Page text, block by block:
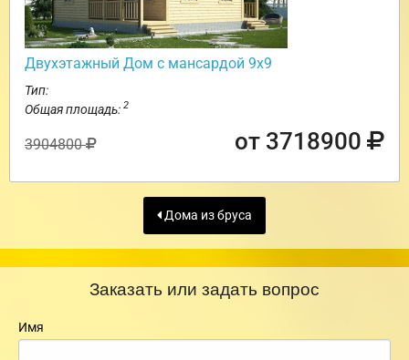
Двухэтажный Дом с мансардой 9х9
Тип:
Общая площадь: 2
3904800 от 3718900
Дома из бруса
Заказать или задать вопрос
Имя